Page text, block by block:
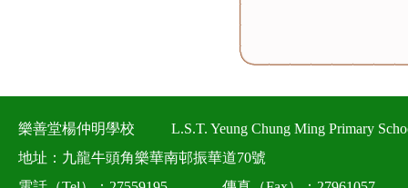
樂善堂楊仲明學校
L.S.T. Yeung Chung Ming Primary
地址：九龍牛頭角樂華南邨振華道70號